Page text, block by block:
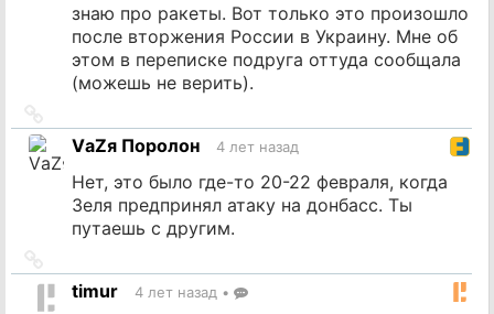
знаю про ракеты. Вот только это произошло
после вторжения России в Украину. Мне об
этом в переписке подруга оттуда сообщала
(можешь не верить).
на
источник
VаZя Поролон 4 лет назад
Нет, это было где-то 20-22 февраля, когда
Зеля предпринял атаку на донбасс. Ты
путаешь с другим.
на
источник
timur 4 лет назад •